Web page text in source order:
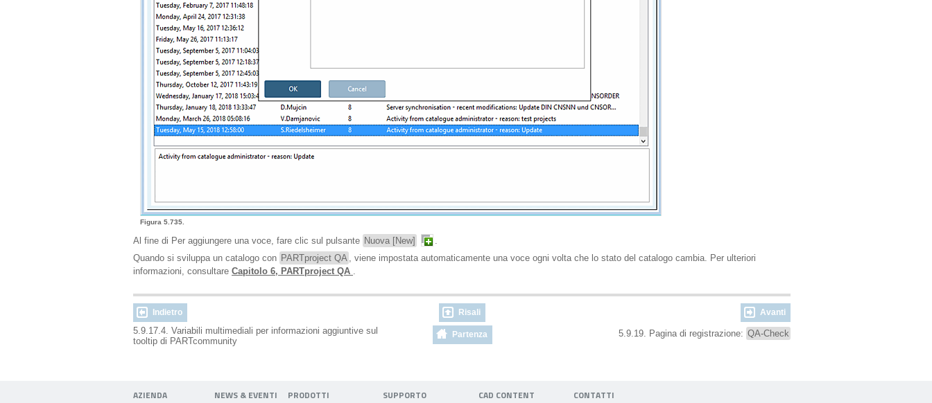
Figura 5.735.
Al fine di Per aggiungere una voce, fare clic sul pulsante Nuova [New]
.
Quando si sviluppa un catalogo con PARTproject QA , viene impostata automaticamente una voce ogni volta che lo stato del catalogo cambia. Per ulteriori
informazioni, consultare Capitolo 6, PARTproject QA .
Indietro Risali Avanti
5.9.17.4. Variabili multimediali per informazioni aggiuntive sul
tooltip di PARTcommunity
Partenza 5.9.19. Pagina di registrazione: QA-Check
AZIENDA NEWS & EVENTI PRODOTTI SUPPORTO CAD CONTENT CONTATTI